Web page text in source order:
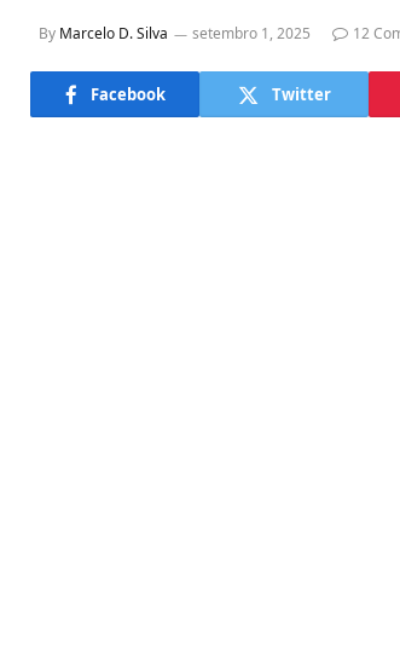
By Marcelo D. Silva setembro 1, 2025 12
Facebook Twitter